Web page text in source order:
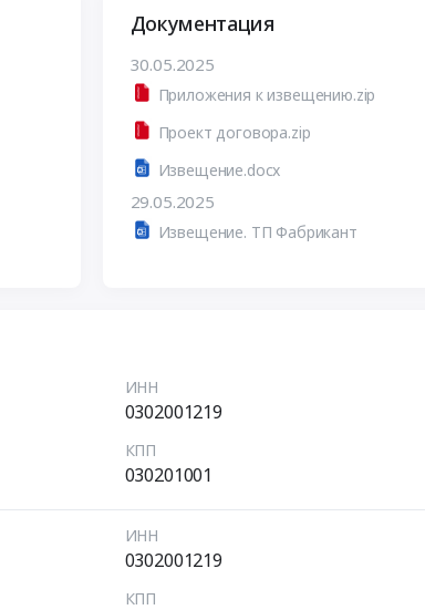
Документация
30.05.2025
Приложения к извещению.zip
Проект договора.zip
Извещение.docx
29.05.2025
Извещение. ТП Фабрикант
ИНН
0302001219
КПП
030201001
ИНН
0302001219
КПП